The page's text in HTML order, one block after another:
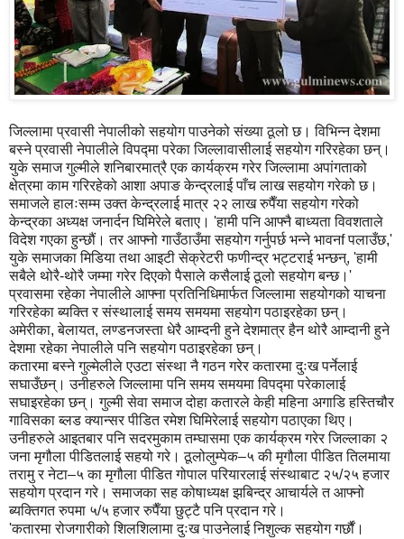
जिल्लामा प्रवासी नेपालीको सहयोग पाउनेको संख्या ठूलो छ। विभिन्न देशमा
बस्ने प्रवासी नेपालीले विपद्‍मा परेका जिल्लावासीलाई सहयोग गरिरहेका छन्।
युके समाज गुल्मीले शनिबारमात्रै एक कार्यक्रम गरेर जिल्लामा अपांगताको
क्षेत्रमा काम गरिरहेको आशा अपाङ केन्द्रलाई पाँच लाख सहयोग गरेको छ।
समाजले हालःसम्म उक्त केन्द्रलाई मात्र २२ लाख रुपैँया सहयोग गरेको
केन्द्रका अध्यक्ष जनार्दन घिमिरेले बताए। 'हामी पनि आफ्नै बाध्यता विवशताले
विदेश गएका हुन्छौं। तर आफ्नो गाउँठाउँमा सहयोग गर्नुपर्छ भन्ने भावनf पलाउँछ,'
युके समाजका मिडिया तथा आइटी सेक्रेटरी फणीन्द्र भट्टराई भन्छन्, 'हामी
सबैले थोरै-थोरै जम्मा गरेर दिएको पैसाले कसैलाई ठूलो सहयोग बन्छ।'
प्रवासमा रहेका नेपालीले आफ्ना प्रतिनिधिमार्फत जिल्लामा सहयोगको याचना
गरिरहेका ब्यक्ति र संस्थालाई समय समयमा सहयोग पठाइरहेका छन्।
अमेरीका, बेलायत, लण्डनजस्ता धेरै आम्दनी हुने देशमात्र हैन थोरै आम्दानी हुने
देशमा रहेका नेपालीले पनि सहयोग पठाइरहेका छन्।
कतारमा बस्ने गुल्मेलीले एउटा संस्था नै गठन गरेर कतारमा दुःख पर्नेलाई
सघाउँछन्। उनीहरुले जिल्लामा पनि समय समयमा विपद्‍मा परेकालाई
सघाइरहेका छन्। गुल्मी सेवा समाज दोहा कतारले केही महिना अगाडि हस्तिचौर
गाविसका ब्लड क्यान्सर पीडित रमेश घिमिरेलाई सहयोग पठाएका थिए।
उनीहरुले आइतबार पनि सदरमुकाम तम्घासमा एक कार्यक्रम गरेर जिल्लाका २
जना मृगौला पीडितलाई सहयो गरे। ठूलोलुम्पेक–५ की मृगौला पीडित तिलमाया
तरामु र नेटा–५ का मृगौला पीडित गोपाल परियारलाई संस्थाबाट २५/२५ हजार
सहयोग प्रदान गरे। समाजका सह कोषाध्यक्ष झबिन्द्र आचार्यले त आफ्नो
ब्यक्तिगत रुपमा ५/५ हजार रुपैँया छुट्टै पनि प्रदान गरे।
'कतारमा रोजगारीको शिलशिलामा दुःख पाउनेलाई निशुल्क सहयोग गर्छौं।